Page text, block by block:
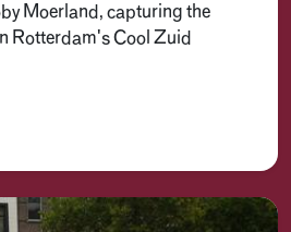
Moerland, capturing the
Rotterdam's Cool Zuid